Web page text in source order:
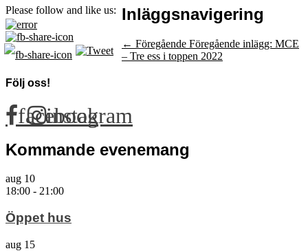
Please follow and like us: Inläggsnavigering
← Föregående Föregående inlägg: MCE
– Tre ess i toppen 2022
Följ oss!
facebook
instagram
Kommande evenemang
aug 10
18:00 - 21:00
Öppet hus
aug 15